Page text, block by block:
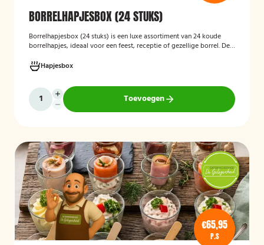
BORRELHAPJESBOX (24 STUKS)
Borrelhapjesbox (24 stuks) is een luxe assortiment van 24 koude
borrelhapjes, ideaal voor een feest, receptie of gezellige borrel. De
zalmrolletjes, brie met notenmelange en vitello tonato, verzorgd
gepresenteerd en direct klaar om te serveren.
Hapjesbox
Toevoegen
€65,95
P.S